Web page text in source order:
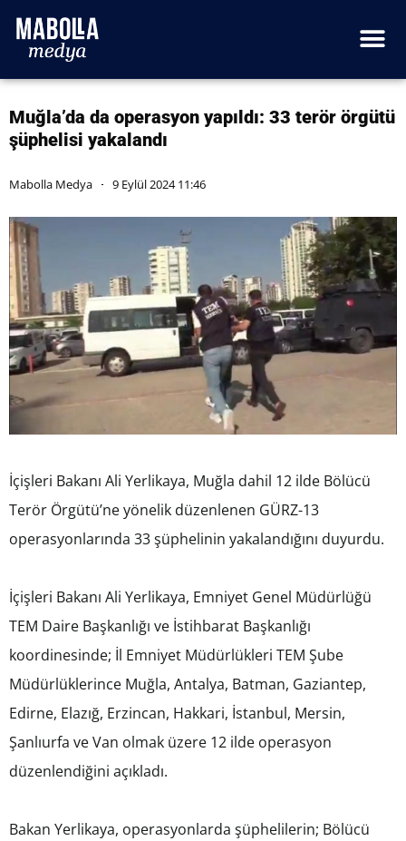
Muğla’da da operasyon yapıldı: 33 terör örgütü
şüphelisi yakalandı
Mabolla Medya 9 Eylül 2024 11:46
İçişleri Bakanı Ali Yerlikaya, Muğla dahil 12 ilde Bölücü
Terör Örgütü’ne yönelik düzenlenen GÜRZ-13
operasyonlarında 33 şüphelinin yakalandığını duyurdu.
İçişleri Bakanı Ali Yerlikaya, Emniyet Genel Müdürlüğü
TEM Daire Başkanlığı ve İstihbarat Başkanlığı
koordinesinde; İl Emniyet Müdürlükleri TEM Şube
Müdürlüklerince Muğla, Antalya, Batman, Gaziantep,
Edirne, Elazığ, Erzincan, Hakkari, İstanbul, Mersin,
Şanlıurfa ve Van olmak üzere 12 ilde operasyon
düzenlendiğini açıkladı.
Bakan Yerlikaya, operasyonlarda şüphelilerin; Bölücü